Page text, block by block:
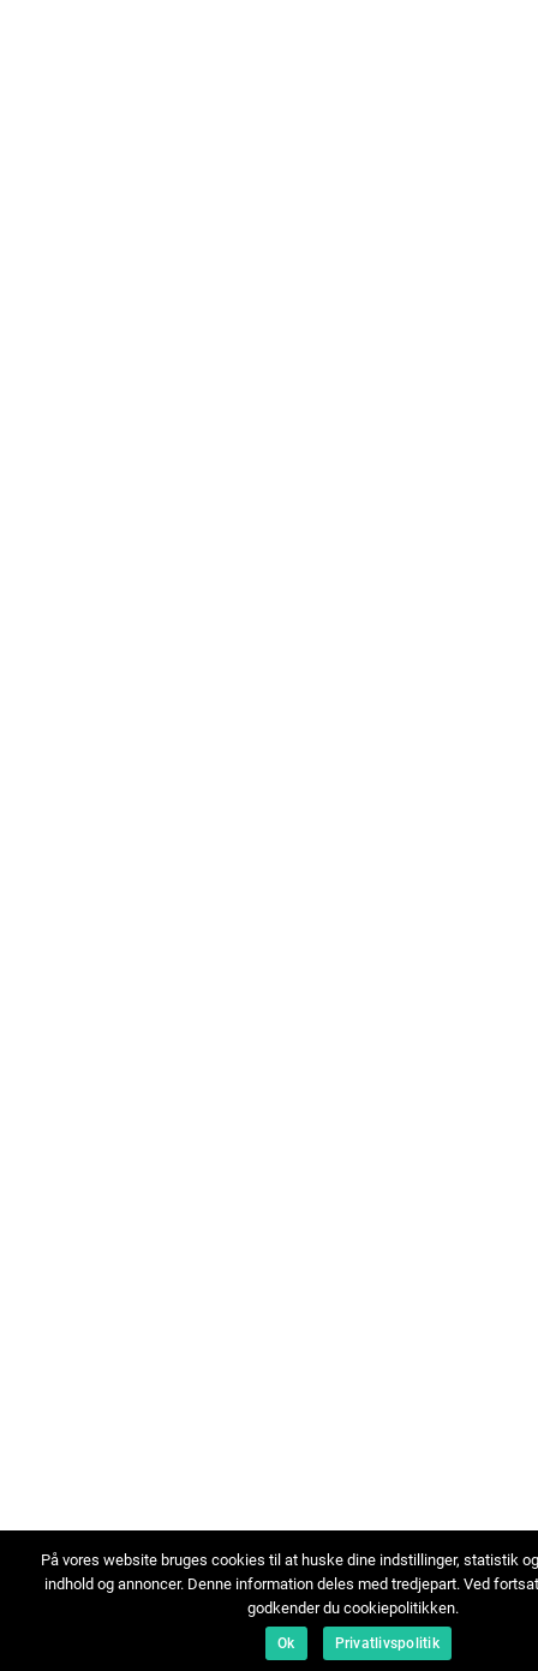
På vores website bruges cookies til at huske dine indstillinger, statistik
indhold og annoncer. Denne information deles med tredjepart. Ved
godkender du cookiepolitikken.
Ok Privatlivspolitik